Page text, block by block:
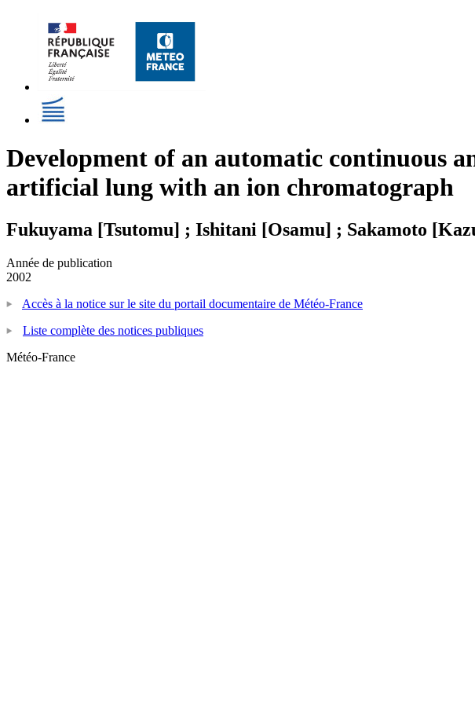
Development of an automatic continuous
artificial lung with an ion chromatograph
Fukuyama [Tsutomu] ; Ishitani [Osamu] ; Sakamoto
Année de publication
2002
Accès à la notice sur le site du portail documentaire de Météo-France
Liste complète des notices publiques
Météo-France